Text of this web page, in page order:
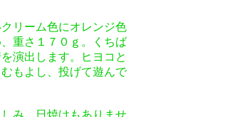
リーム色にオレンジ色
重さ１７０ｇ。くちば
演出します。ヒヨコと
もよし、投げて遊んで
み、日焼けもありませ